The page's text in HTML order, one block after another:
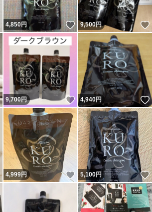
いいね！
4,850円 いいね！
9,500円
いいね！
9,700円 いいね！
4,940円
いいね！
4,999円 いいね！
5,100円